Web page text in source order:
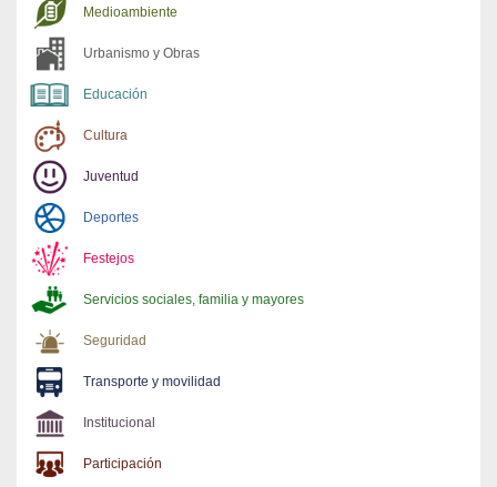
Medioambiente
Urbanismo y Obras
Educación
Cultura
Juventud
Deportes
Festejos
Servicios sociales, familia y mayores
Seguridad
Transporte y movilidad
Institucional
Participación